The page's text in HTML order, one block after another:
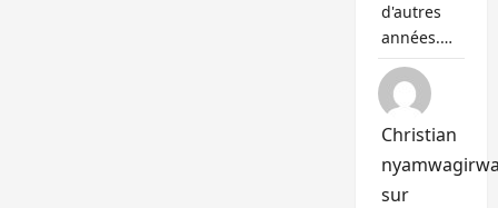
d'autres
années.…
Christian
sur